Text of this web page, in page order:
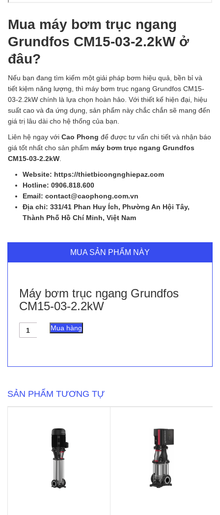
Mua máy bơm trục ngang
Grundfos CM15-03-2.2kW ở
đâu?
Nếu bạn đang tìm kiếm một giải pháp bơm hiệu quả, bền bỉ và
tiết kiệm năng lượng, thì máy bơm trục ngang Grundfos CM15-
03-2.2kW chính là lựa chọn hoàn hảo. Với thiết kế hiện đại, hiệu
suất cao và đa ứng dụng, sản phẩm này chắc chắn sẽ mang đến
giá trị lâu dài cho hệ thống của bạn.
Liên hệ ngay với Cao Phong để được tư vấn chi tiết và nhận báo
giá tốt nhất cho sản phẩm máy bơm trục ngang Grundfos
CM15-03-2.2kW.
Website: https://thietbicongnghiepaz.com
Hotline: 0906.818.600
Email: contact@caophong.com.vn
Địa chỉ: 331/41 Phan Huy Ích, Phường An Hội Tây,
Thành Phố Hồ Chí Minh, Việt Nam
MUA SẢN PHẨM NÀY
Máy bơm trục ngang Grundfos
CM15-03-2.2kW
Máy
bơm
số
lượng
Mua hàng
SẢN PHẨM TƯƠNG TỰ